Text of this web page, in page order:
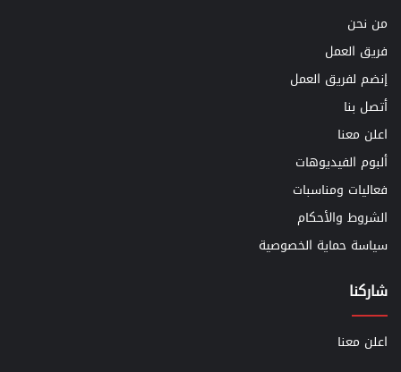
من نحن
فريق العمل
إنضم لفريق العمل
أتصل بنا
اعلن معنا
ألبوم الفيديوهات
فعاليات ومناسبات
الشروط والأحكام
سياسة حماية الخصوصية
شاركنا
اعلن معنا